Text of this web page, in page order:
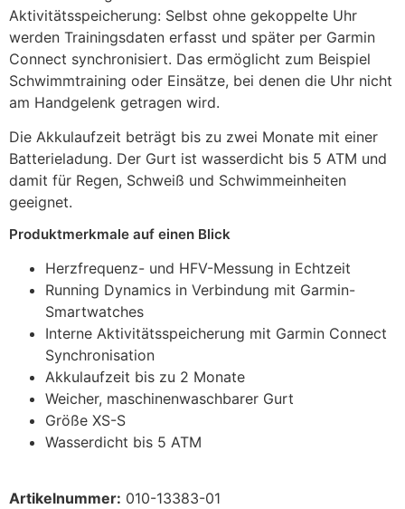
Aktivitätsspeicherung: Selbst ohne gekoppelte Uhr
werden Trainingsdaten erfasst und später per Garmin
Connect synchronisiert. Das ermöglicht zum Beispiel
Schwimmtraining oder Einsätze, bei denen die Uhr nicht
am Handgelenk getragen wird.
Die Akkulaufzeit beträgt bis zu zwei Monate mit einer
Batterieladung. Der Gurt ist wasserdicht bis 5 ATM und
damit für Regen, Schweiß und Schwimmeinheiten
geeignet.
Produktmerkmale auf einen Blick
Herzfrequenz- und HFV-Messung in Echtzeit
Running Dynamics in Verbindung mit Garmin-
Smartwatches
Interne Aktivitätsspeicherung mit Garmin Connect
Synchronisation
Akkulaufzeit bis zu 2 Monate
Weicher, maschinenwaschbarer Gurt
Größe XS-S
Wasserdicht bis 5 ATM
Artikelnummer: 010-13383-01